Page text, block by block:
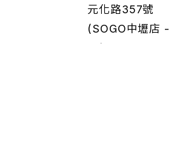
元化路357號
(SOGO中壢店 -
B1)